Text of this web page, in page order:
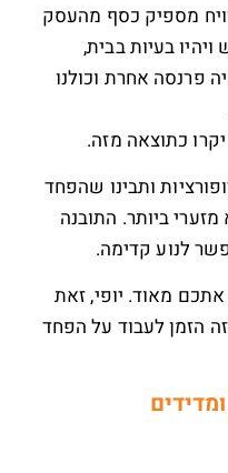
מספיק כסף מהעסק
בעיות בבית,
אחרת וכולנו
כתוצאה מזה.
ותבינו שהפחד
ביותר. התובנה
לנוע קדימה.
מאוד. יופי, זאת
הזמן לעבוד על הפחד